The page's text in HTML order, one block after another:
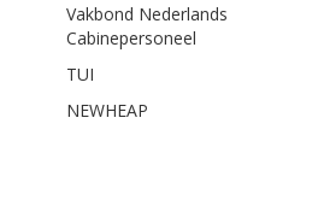
Vakbond Nederlands
Cabinepersoneel
TUI
NEWHEAP